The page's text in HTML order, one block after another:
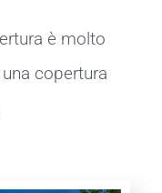
è molto
copertura